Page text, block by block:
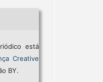
está
Creative
BY.